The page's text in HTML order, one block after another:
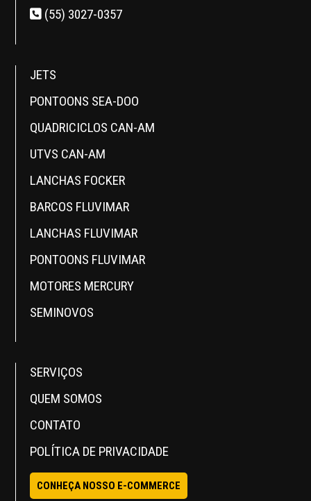
(55) 3027-0357
JETS
PONTOONS SEA-DOO
QUADRICICLOS CAN-AM
UTVS CAN-AM
LANCHAS FOCKER
BARCOS FLUVIMAR
LANCHAS FLUVIMAR
PONTOONS FLUVIMAR
MOTORES MERCURY
SEMINOVOS
SERVIÇOS
QUEM SOMOS
CONTATO
POLÍTICA DE PRIVACIDADE
CONHEÇA NOSSO E-COMMERCE